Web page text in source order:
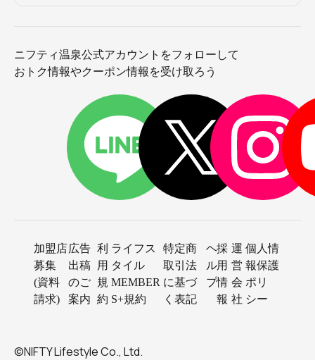
ニフティ温泉公式アカウントをフォローして
おトク情報やクーポン情報を受け取ろう
加盟店
募集
(資料
請求)
広告
出稿
のご
案内
利
用
規
約
ライフス
タイル
MEMBER
S+規約
特定商
取引法
に基づ
く表記
ヘ
ル
プ
採
用
情
報
運
営
会
社
個人情
報保護
ポリ
シー
©NIFTY Lifestyle Co., Ltd.